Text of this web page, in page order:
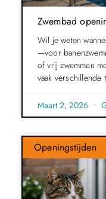
Zwembad
Wil je weten
—voor
of vrij zwemmen
vaak verschillende
Maart 2, 2026
Openingstijden